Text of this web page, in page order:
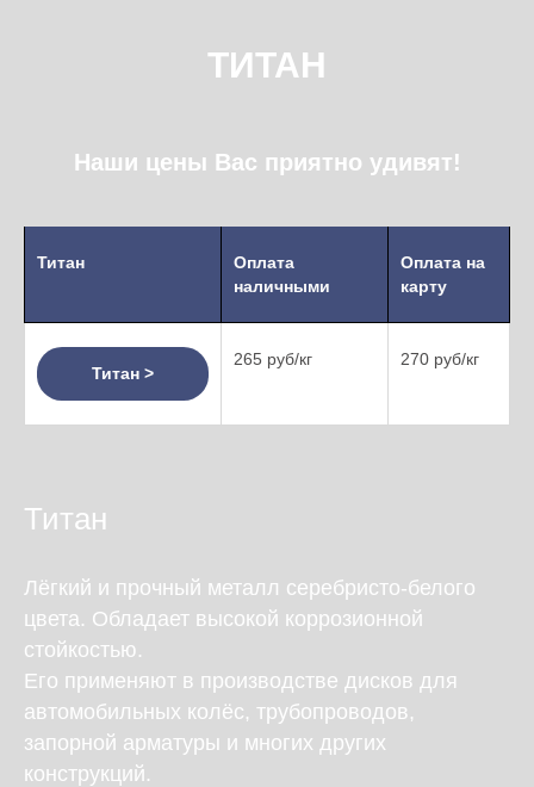
ТИТАН
Наши цены Вас приятно удивят!
Титан
Оплата
наличными
Оплата на
карту
Титан >
265 руб/кг 270 руб/кг
Титан
Лёгкий и прочный металл серебристо-белого
цвета. Обладает высокой коррозионной
стойкостью.
Его применяют в производстве дисков для
автомобильных колёс, трубопроводов,
запорной арматуры и многих других
конструкций.